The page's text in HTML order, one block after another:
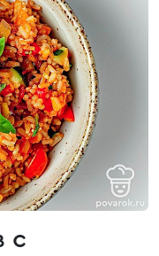
с